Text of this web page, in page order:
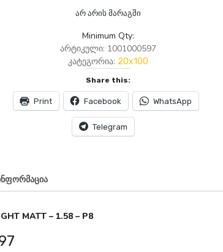
არ არის მარაგში
Minimum Qty:
არტიკული: 1001000597
კატეგორია: 20x100
Share this:
Print Facebook WhatsApp
Telegram
MATT – 1.58 – P8